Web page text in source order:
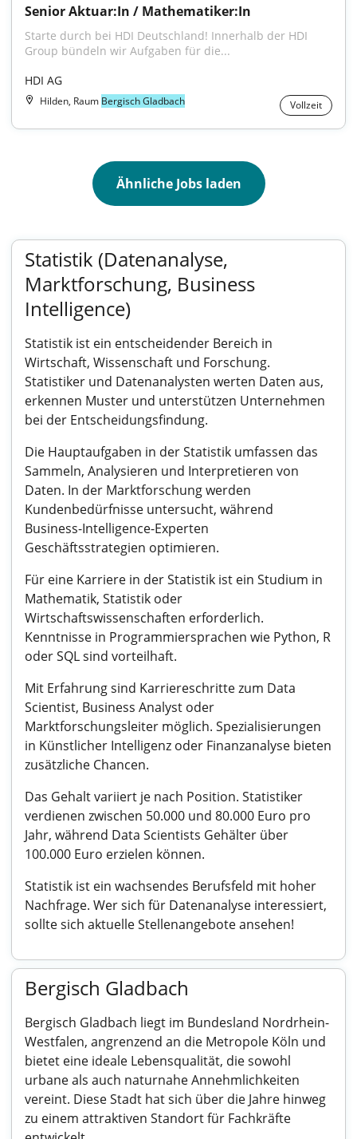
Senior Aktuar:In / Mathematiker:In
Starte durch bei HDI Deutschland! Innerhalb der HDI
Group bündeln wir Aufgaben für die...
HDI AG
Hilden, Raum Bergisch Gladbach Vollzeit
Ähnliche Jobs laden
Statistik (Datenanalyse,
Marktforschung, Business
Intelligence)
Statistik ist ein entscheidender Bereich in
Wirtschaft, Wissenschaft und Forschung.
Statistiker und Datenanalysten werten Daten aus,
erkennen Muster und unterstützen Unternehmen
bei der Entscheidungsfindung.
Die Hauptaufgaben in der Statistik umfassen das
Sammeln, Analysieren und Interpretieren von
Daten. In der Marktforschung werden
Kundenbedürfnisse untersucht, während
Business-Intelligence-Experten
Geschäftsstrategien optimieren.
Für eine Karriere in der Statistik ist ein Studium in
Mathematik, Statistik oder
Wirtschaftswissenschaften erforderlich.
Kenntnisse in Programmiersprachen wie Python, R
oder SQL sind vorteilhaft.
Mit Erfahrung sind Karriereschritte zum Data
Scientist, Business Analyst oder
Marktforschungsleiter möglich. Spezialisierungen
in Künstlicher Intelligenz oder Finanzanalyse bieten
zusätzliche Chancen.
Das Gehalt variiert je nach Position. Statistiker
verdienen zwischen 50.000 und 80.000 Euro pro
Jahr, während Data Scientists Gehälter über
100.000 Euro erzielen können.
Statistik ist ein wachsendes Berufsfeld mit hoher
Nachfrage. Wer sich für Datenanalyse interessiert,
sollte sich aktuelle Stellenangebote ansehen!
Bergisch Gladbach
Bergisch Gladbach liegt im Bundesland Nordrhein-
Westfalen, angrenzend an die Metropole Köln und
bietet eine ideale Lebensqualität, die sowohl
urbane als auch naturnahe Annehmlichkeiten
vereint. Diese Stadt hat sich über die Jahre hinweg
zu einem attraktiven Standort für Fachkräfte